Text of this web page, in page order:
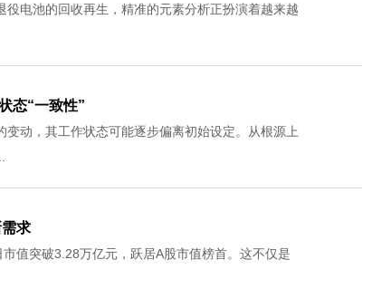
电池的回收再生，精准的元素分析正扮演着越来越
态“一致性”
动，其工作状态可能逐步偏离初始设定。从根源上
求
值突破3.28万亿元，跃居A股市值榜首。这不仅是